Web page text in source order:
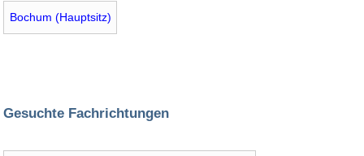
Bochum (Hauptsitz)
Gesuchte Fachrichtungen